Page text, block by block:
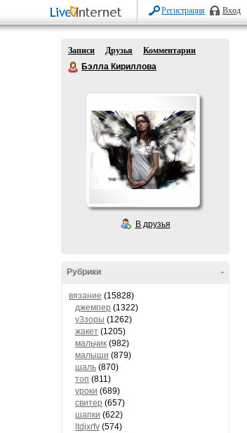
Регистрация Вход
Записи Друзья
Комментарии
Бэлла Кириллова
В друзья
-
Рубрики
вязание (15828)
джемпер (1322)
у3зоры (1262)
жакет (1205)
мальчик (982)
малыши (879)
шаль (870)
топ (811)
уроки (689)
свитер (657)
шапки (622)
ltdjxrfv (574)